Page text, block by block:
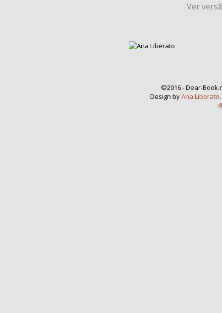
Ver
©2016 - Dear-
Design byAna Liberato